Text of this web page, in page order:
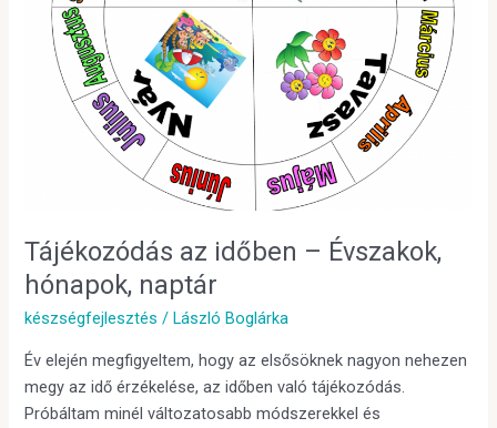
Tájékozódás az időben – Évszakok,
hónapok, naptár
készségfejlesztés /László Boglárka
Év elején megfigyeltem, hogy az elsősöknek nagyon nehezen
megy az idő érzékelése, az időben való tájékozódás.
Próbáltam minél változatosabb módszerekkel és